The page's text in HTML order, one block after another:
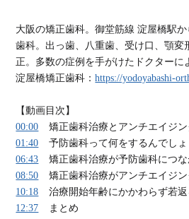
大阪の矯正歯科。御堂筋線 淀屋橋駅
歯科。出っ歯、八重歯、受け口、顎変
正。多数の症例を手がけたドクターに
淀屋橋矯正歯科：https://yodoyabashi-
【動画目次】
00:00
矯正歯科治療とアンチエイジ
01:40
予防歯科って何をするんでしょ
06:43
矯正歯科治療が予防歯科につ
08:50
矯正歯科治療がアンチエイジ
10:18
治療開始年齢にかかわらず若返
12:37
まとめ